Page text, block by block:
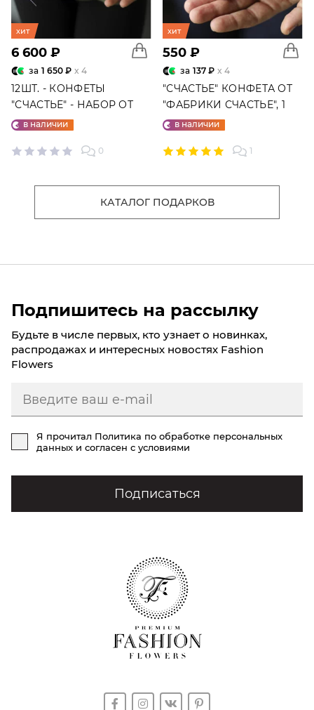
хит
6 600 ₽
за 1 650 ₽ x 4
12ШТ. - КОНФЕТЫ
"СЧАСТЬЕ" - НАБОР ОТ
"ФАБРИКИ СЧАСТЬЕ"
в наличии
0
хит
550 ₽
за 137 ₽ x 4
"СЧАСТЬЕ" КОНФЕТА ОТ
"ФАБРИКИ СЧАСТЬЕ", 1
ШТ.в наличии
1
КАТАЛОГ ПОДАРКОВ
Подпишитесь на рассылку
Будьте в числе первых, кто узнает о новинках,
распродажах и интересных новостях Fashion
Flowers
Я прочитал Политика по обработке персональных
данных и согласен с условиями
Подписаться